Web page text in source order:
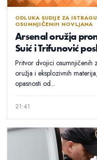
ODLUKA SUDIJE ZA
OSUMNJIČENIH NOVLJANA
Arsenal oružja
Suić i Trifunović
Pritvor dvojici osumnjičenih
oružja i eksplozivnih
opasnosti od...
21:41